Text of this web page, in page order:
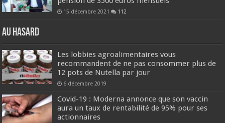
15 décembre 2021 112
Au hasard
Les lobbies agroalimentaires vous
recommandent de ne pas consommer plus de
12 pots de Nutella par jour
6 décembre 2019
Covid-19 : Moderna annonce que son vaccin
aura un taux de rentabilité de 95% pour ses
actionnaires